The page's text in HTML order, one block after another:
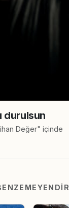
durulsun
Değer" içinde